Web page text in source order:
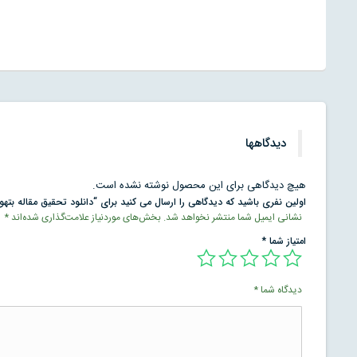
دیدگاهها
هیچ دیدگاهی برای این محصول نوشته نشده است.
اولین نفری باشید که دیدگاهی را ارسال می کنید برای “دانلود تحقیق مقاله
نشانی ایمیل شما منتشر نخواهد شد. بخش‌های موردنیاز علامت‌گذاری شده‌اند*
امتیاز شما*
دیدگاه شما*